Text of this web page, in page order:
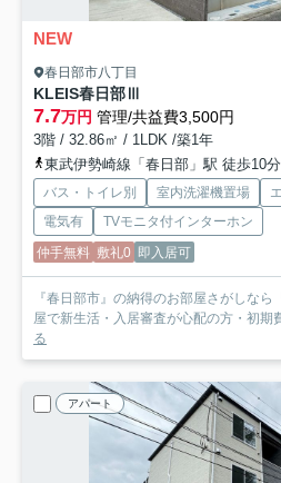
NEW
春日部市八丁目
KLEIS春日部Ⅲ
7.7万円 管理/共益費3,500円
3階 / 32.86㎡ / 1LDK /築1年
東武伊勢崎線「春日部」駅 徒歩10分
バス・トイレ別 室内洗濯機置場
電気有
TVモニタ付インターホン
仲手無料 敷礼0 即入居可
『春日部市』の納得のお部屋さがしな
屋で新生活・入居審査が心配の方・初期
る
アパート